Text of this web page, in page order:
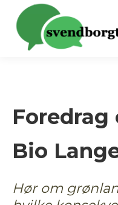
Foredrag
Bio
Hør om